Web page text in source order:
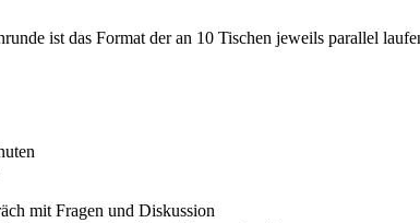
ist das Format der an 10 Tischen jeweils parallel
mit Fragen und Diskussion